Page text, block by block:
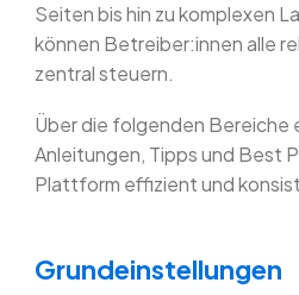
Seiten bis hin zu komplexen
können Betreiber:innen alle
zentral steuern.
Über die folgenden Bereiche
Anleitungen, Tipps und Best
Plattform effizient und
Grundeinstellungen